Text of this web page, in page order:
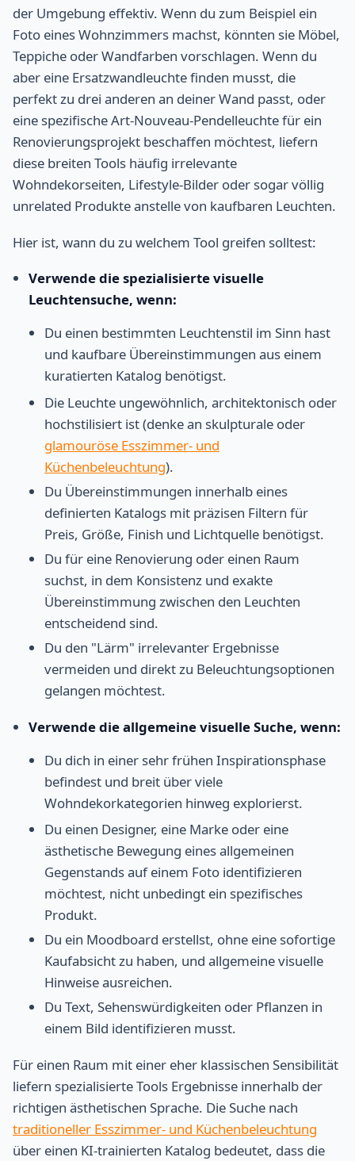
der Umgebung effektiv. Wenn du zum Beispiel ein
Foto eines Wohnzimmers machst, könnten sie Möbel,
Teppiche oder Wandfarben vorschlagen. Wenn du
aber eine Ersatzwandleuchte finden musst, die
perfekt zu drei anderen an deiner Wand passt, oder
eine spezifische Art-Nouveau-Pendelleuchte für ein
Renovierungsprojekt beschaffen möchtest, liefern
diese breiten Tools häufig irrelevante
Wohndekorseiten, Lifestyle-Bilder oder sogar völlig
unrelated Produkte anstelle von kaufbaren Leuchten.
Hier ist, wann du zu welchem Tool greifen solltest:
Verwende die spezialisierte visuelle
Leuchtensuche, wenn:
Du einen bestimmten Leuchtenstil im Sinn hast
und kaufbare Übereinstimmungen aus einem
kuratierten Katalog benötigst.
Die Leuchte ungewöhnlich, architektonisch oder
hochstilisiert ist (denke an skulpturale oder
glamouröse Esszimmer- und
Küchenbeleuchtung).
Du Übereinstimmungen innerhalb eines
definierten Katalogs mit präzisen Filtern für
Preis, Größe, Finish und Lichtquelle benötigst.
Du für eine Renovierung oder einen Raum
suchst, in dem Konsistenz und exakte
Übereinstimmung zwischen den Leuchten
entscheidend sind.
Du den "Lärm" irrelevanter Ergebnisse
vermeiden und direkt zu Beleuchtungsoptionen
gelangen möchtest.
Verwende die allgemeine visuelle Suche, wenn:
Du dich in einer sehr frühen Inspirationsphase
befindest und breit über viele
Wohndekorkategorien hinweg explorierst.
Du einen Designer, eine Marke oder eine
ästhetische Bewegung eines allgemeinen
Gegenstands auf einem Foto identifizieren
möchtest, nicht unbedingt ein spezifisches
Produkt.
Du ein Moodboard erstellst, ohne eine sofortige
Kaufabsicht zu haben, und allgemeine visuelle
Hinweise ausreichen.
Du Text, Sehenswürdigkeiten oder Pflanzen in
einem Bild identifizieren musst.
Für einen Raum mit einer eher klassischen Sensibilität
liefern spezialisierte Tools Ergebnisse innerhalb der
richtigen ästhetischen Sprache. Die Suche nach
traditioneller Esszimmer- und Küchenbeleuchtung
über einen KI-trainierten Katalog bedeutet, dass die